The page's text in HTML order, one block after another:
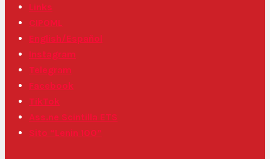
Links
CIPOML
English/Español
Instagram
Telegram
Facebook
TikTok
Ass.ne Scintilla ETS
Sito “Lenin 100”